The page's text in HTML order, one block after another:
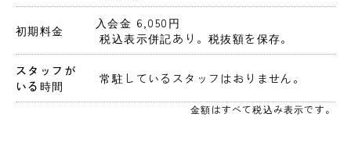
初期料金
入会金 6,050円
税込表示併記あり。税抜額を保存。
スタッフが
いる時間
常駐しているスタッフはおりません。
金額はすべて税込み表示です。